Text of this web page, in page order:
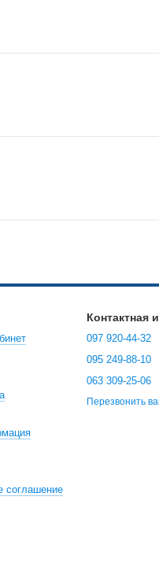
соглашение
Контактная
097 920-44-32
095 249-88-10
063 309-25-06
Перезвонить